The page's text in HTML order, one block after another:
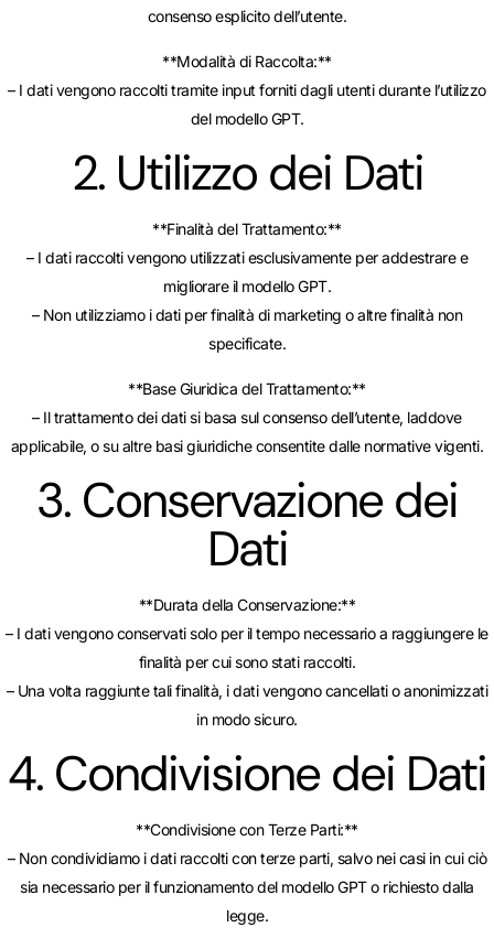
consenso esplicito dell’utente.
**Modalità di Raccolta:**
– I dati vengono raccolti tramite input forniti dagli utenti durante l’utilizzo
del modello GPT.
2. Utilizzo dei Dati
**Finalità del Trattamento:**
– I dati raccolti vengono utilizzati esclusivamente per addestrare e
migliorare il modello GPT.
– Non utilizziamo i dati per finalità di marketing o altre finalità non
specificate.
**Base Giuridica del Trattamento:**
– Il trattamento dei dati si basa sul consenso dell’utente, laddove
applicabile, o su altre basi giuridiche consentite dalle normative vigenti.
3. Conservazione dei
Dati
**Durata della Conservazione:**
– I dati vengono conservati solo per il tempo necessario a raggiungere le
finalità per cui sono stati raccolti.
– Una volta raggiunte tali finalità, i dati vengono cancellati o anonimizzati
in modo sicuro.
4. Condivisione dei Dati
**Condivisione con Terze Parti:**
– Non condividiamo i dati raccolti con terze parti, salvo nei casi in cui ciò
sia necessario per il funzionamento del modello GPT o richiesto dalla
legge.